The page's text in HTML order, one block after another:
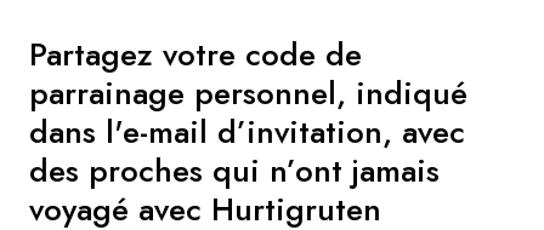
Partagez votre code de
parrainage personnel, indiqué
dans l'e-mail d’invitation, avec
des proches qui n’ont jamais
voyagé avec Hurtigruten